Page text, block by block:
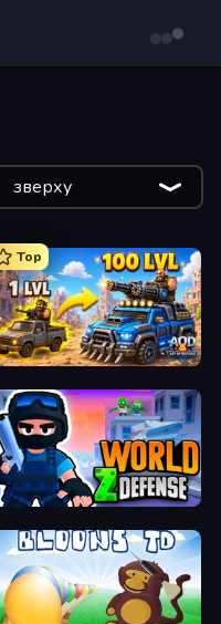
зверху
Top
AOD - Art Of Defense
World Z Defense - Zombie Defense